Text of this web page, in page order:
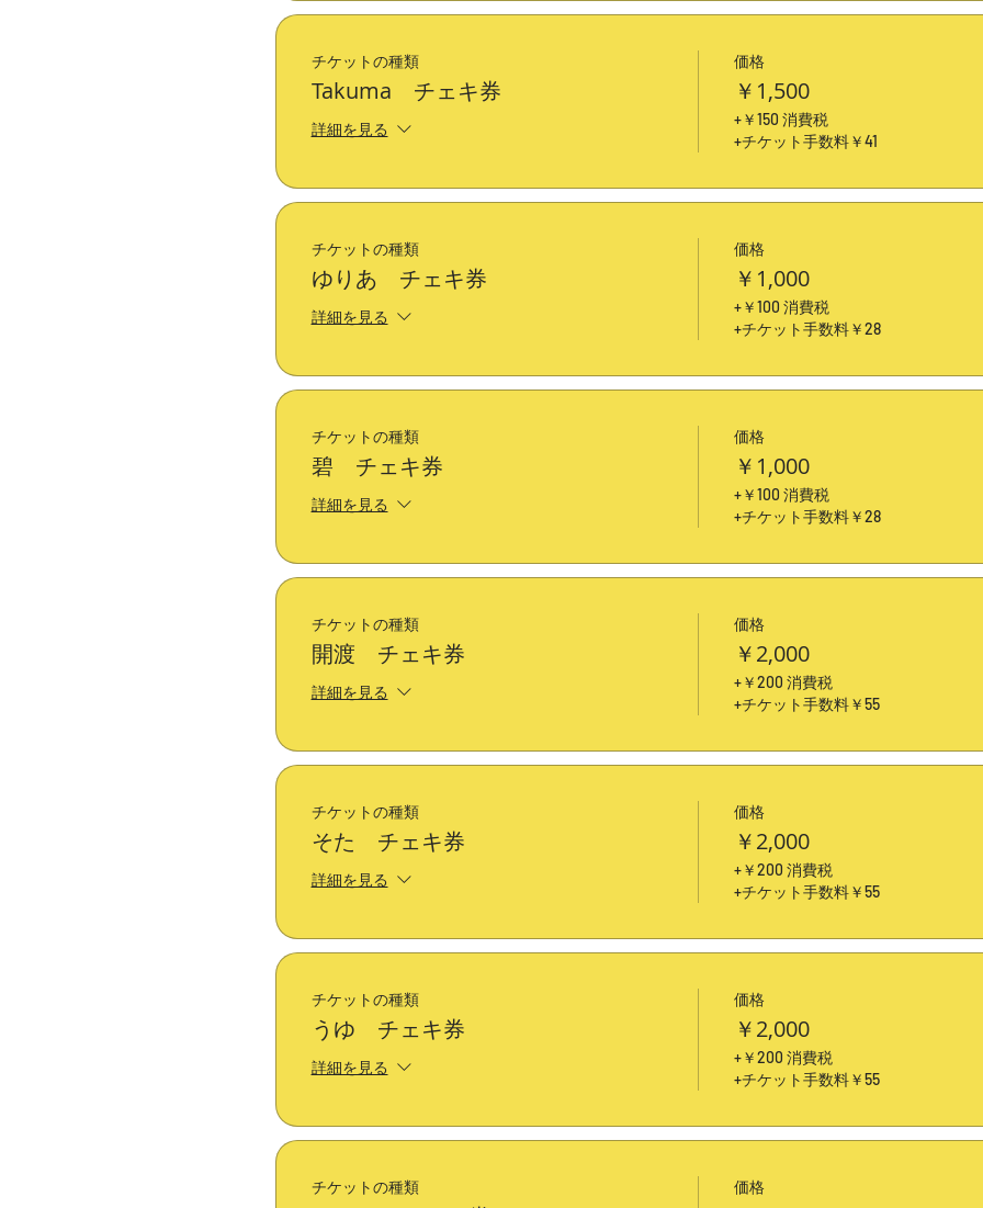
チケットの種類
Takuma チェキ券
詳細を見る
価格
￥1,500
+￥150 消費税
+チケット手数料￥41
チケットの種類
ゆりあ チェキ券
詳細を見る
価格
￥1,000
+￥100 消費税
+チケット手数料￥28
チケットの種類
碧 チェキ券
詳細を見る
価格
￥1,000
+￥100 消費税
+チケット手数料￥28
チケットの種類
開渡 チェキ券
詳細を見る
価格
￥2,000
+￥200 消費税
+チケット手数料￥55
チケットの種類
そた チェキ券
詳細を見る
価格
￥2,000
+￥200 消費税
+チケット手数料￥55
チケットの種類
うゆ チェキ券
詳細を見る
価格
￥2,000
+￥200 消費税
+チケット手数料￥55
チケットの種類 価格